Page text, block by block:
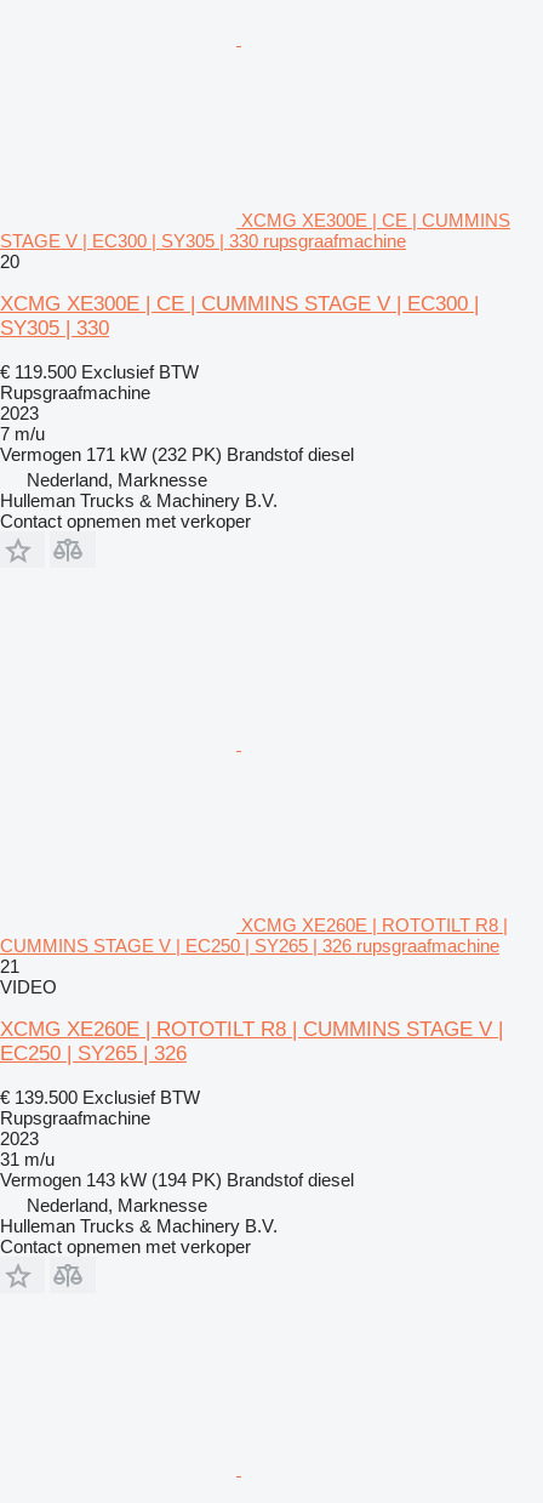
XCMG XE300E | CE | CUMMINS
STAGE V | EC300 | SY305 | 330 rupsgraafmachine
20
XCMG XE300E | CE | CUMMINS STAGE V | EC300 |
SY305 | 330
€ 119.500 Exclusief BTW
Rupsgraafmachine
2023
7 m/u
Vermogen 171 kW (232 PK) Brandstof diesel
Nederland, Marknesse
Hulleman Trucks & Machinery B.V.
Contact opnemen met verkoper
XCMG XE260E | ROTOTILT R8 |
CUMMINS STAGE V | EC250 | SY265 | 326 rupsgraafmachine
21
VIDEO
XCMG XE260E | ROTOTILT R8 | CUMMINS STAGE V |
EC250 | SY265 | 326
€ 139.500 Exclusief BTW
Rupsgraafmachine
2023
31 m/u
Vermogen 143 kW (194 PK) Brandstof diesel
Nederland, Marknesse
Hulleman Trucks & Machinery B.V.
Contact opnemen met verkoper